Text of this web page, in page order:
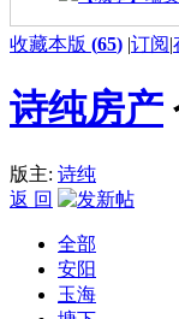
收藏本版 (65) |订阅|
诗纯房产
版主: 诗纯
返 回
全部
安阳
玉海